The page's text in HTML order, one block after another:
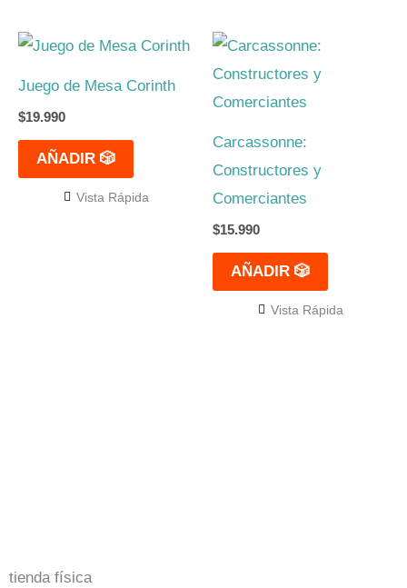
Juego de Mesa Corinth
$19.990
AÑADIR 🎲
Vista Rápida
Carcassonne:
Constructores y
Comerciantes
$15.990
AÑADIR 🎲
Vista Rápida
tienda física